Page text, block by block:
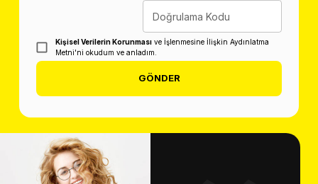
Doğrulama Kodu
Kişisel Verilerin Korunması ve İşlenmesine İlişkin Aydınlatma
Metni'ni okudum ve anladım.
GÖNDER